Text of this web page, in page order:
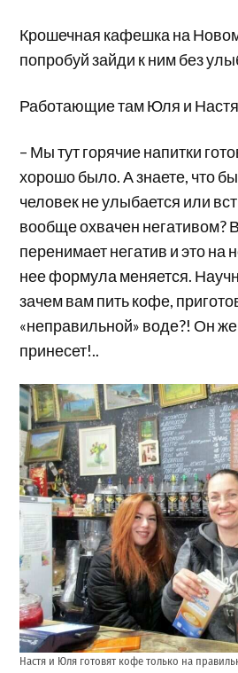
Крошечная кафешка на
попробуй зайди к ним без
Работающие там Юля и Настя
– Мы тут горячие напитки
хорошо было. А знаете, что
человек не улыбается или
вообще охвачен негативом?
перенимает негатив и это на
нее формула меняется.
зачем вам пить кофе,
«неправильной» воде?! Он
принесет!..
Настя и Юля готовят кофе только на